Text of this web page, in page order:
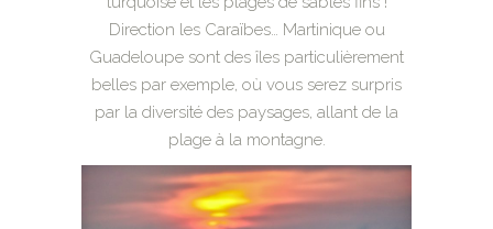
Direction les Caraïbes… Martinique ou
Guadeloupe sont des îles particulièrement
belles par exemple, où vous serez surpris
par la diversité des paysages, allant de la
plage à la montagne.